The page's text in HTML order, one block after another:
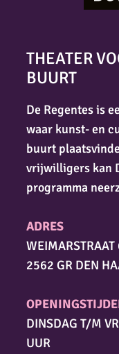
THEATER
BUURT
De Regentes is
waar kunst- en
buurt
vrijwilligers kan
programma
ADRES
WEIMARSTRAAT
2562 GR DEN
DINSDAG T/M
UUR